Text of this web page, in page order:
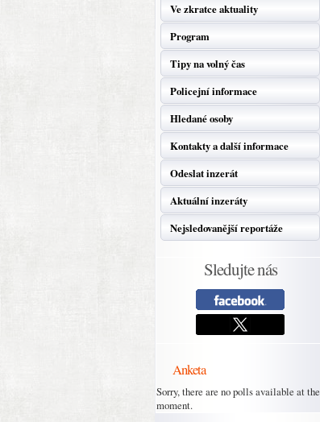
Ve zkratce aktuality
Program
Tipy na volný čas
Policejní informace
Hledané osoby
Kontakty a další informace
Odeslat inzerát
Aktuální inzeráty
Nejsledovanější reportáže
Sledujte nás
Anketa
Sorry, there are no polls available at the
moment.